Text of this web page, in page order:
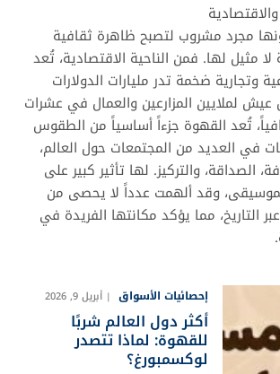
مجرد مشروب لتصبح ظاهرة ثقافية
مثيل لها. فمن الناحية الاقتصادية، تُعد
وتجارية ضخمة تدر مليارات الدولارات
عيش لملايين المزارعين والعمال في عشرات
تُعد القهوة جزءاً أساسياً من الطقوس
في العديد من المجتمعات حول العالم،
الصداقة، والتركيز. لها تأثير كبير على
وقد ألهمت عدداً لا يحصى من
عبر التاريخ، مما يؤكد مكانتها الفريدة في
إحصائيات الأسواق أبريل 9, 2026
أكثر دول العالم شربًا
للقهوة: لماذا تتصدر
لوكسمبورغ؟